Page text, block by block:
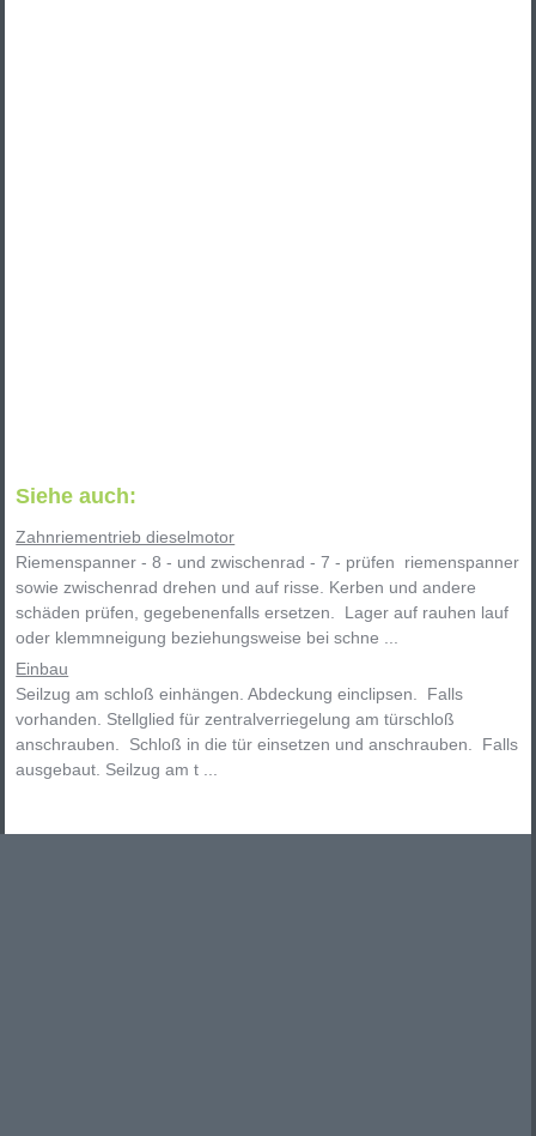
Siehe auch:
Zahnriementrieb dieselmotor
Riemenspanner - 8 - und zwischenrad - 7 - prüfen riemenspanner
sowie zwischenrad drehen und auf risse. Kerben und andere
schäden prüfen, gegebenenfalls ersetzen. Lager auf rauhen lauf
oder klemmneigung beziehungsweise bei schne ...
Einbau
Seilzug am schloß einhängen. Abdeckung einclipsen. Falls
vorhanden. Stellglied für zentralverriegelung am türschloß
anschrauben. Schloß in die tür einsetzen und anschrauben. Falls
ausgebaut. Seilzug am t ...